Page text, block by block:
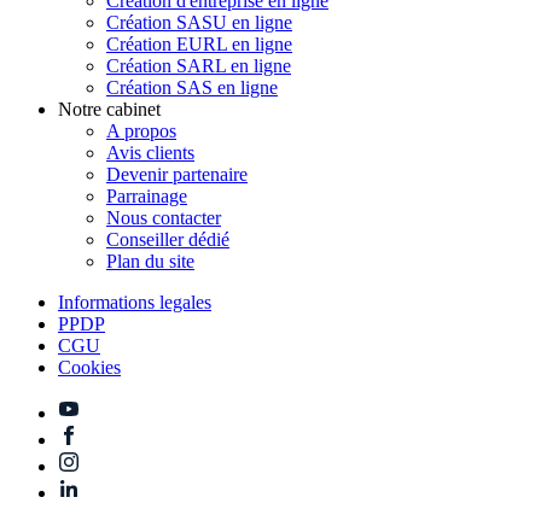
Création SASU en ligne
Création EURL en ligne
Création SARL en ligne
Création SAS en ligne
Notre cabinet
A propos
Avis clients
Devenir partenaire
Parrainage
Nous contacter
Conseiller dédié
Plan du site
Informations legales
PPDP
CGU
Cookies